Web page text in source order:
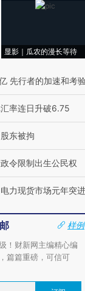
称为“蟑螂”的印
视
显影｜瓜农的漫长等待
先行者的加速和考
率连日升破6.75
东被拘
令限制出生公民权
电力现货市场元年突进
样例
！财新网主编精心编
篇篇重磅，可信可